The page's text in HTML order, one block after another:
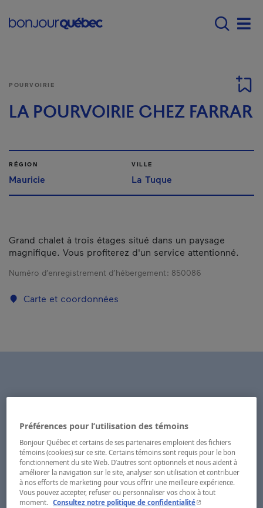
Main navigation -
POURVOIRIE
LA POURVOIRIE CHEZ FARRAR
RÉGION
Mauricie
VILLE
La Tuque
Grand chalet à trois étages situé dans un paysage
magnifique. Vous profiterez d'un service attentionné.
Numéro d’enregistrement d’hébergement : 850086
Carte et coordonnées
Préférences pour l’utilisation des témoins
Bonjour Québec et certains de ses partenaires emploient des fichiers
témoins (cookies) sur ce site. Certains témoins sont requis pour le bon
fonctionnement du site Web. D’autres sont optionnels et nous aident à
améliorer la navigation sur le site, analyser son utilisation et contribuer
à nos efforts de marketing pour vous offrir une meilleure expérience.
Vous pouvez accepter, refuser ou personnaliser vos choix à tout
moment. Consultez notre politique de confidentialité- Cet hyperlien